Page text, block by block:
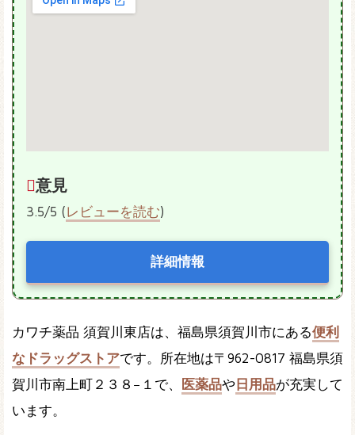
意見
3.5/5 (レビューを読む)
詳細情報
カワチ薬品 須賀川東店は、福島県須賀川市にある便利
なドラッグストアです。所在地は〒962-0817 福島県須
賀川市南上町２３８−１で、
医薬品や 日用品が充実して
います。